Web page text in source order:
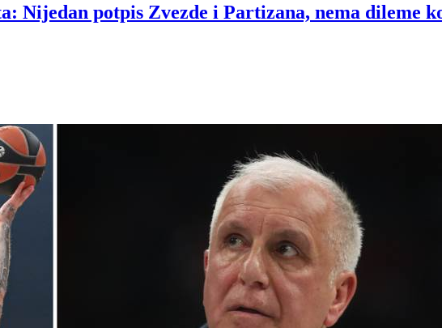
Nijedan potpis Zvezde i Partizana, nema dileme